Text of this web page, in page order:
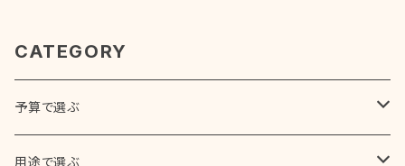
CATEGORY
予算で選ぶ
5,000円～10,000円（税別）
用途で選ぶ